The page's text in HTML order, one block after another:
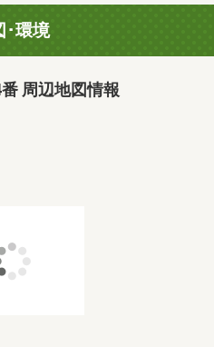
･環境
周辺地図情報